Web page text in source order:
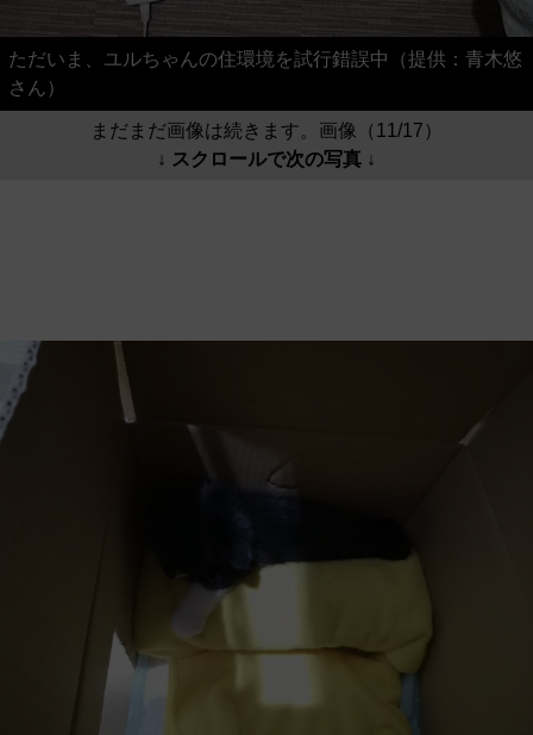
ただいま、ユルちゃんの住環境を試行錯誤中（提供：青木悠
さん）
まだまだ画像は続きます。画像（11/17）
↓ スクロールで次の写真 ↓